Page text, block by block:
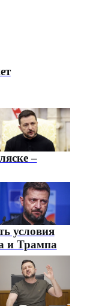
–
условия
и Трампа